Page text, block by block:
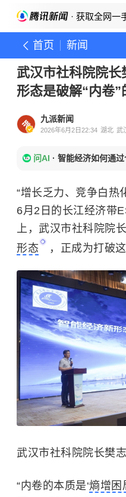
· 获取全网一
首页 新闻
武汉市社科院院
形态是破解“内卷
九派新闻
2026年6月2日22:34 湖北 武
问AI · 智能经济如何通过
“增长乏力、竞争白热
6月2日的长江经济带
上，武汉市社科院院
形态
，正成为打破
武汉市社科院院长樊
“内卷的本质是‘熵增困